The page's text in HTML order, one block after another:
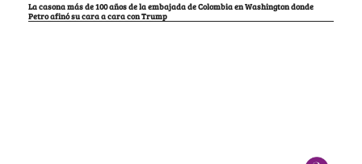
La casona más de 100 años de la embajada de Colombia en Washington donde
Petro afinó su cara a cara con Trump